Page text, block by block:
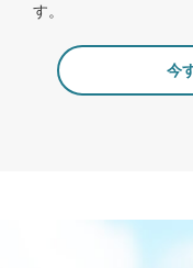
す。
今